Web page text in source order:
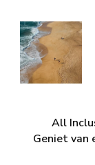
All
Geniet van